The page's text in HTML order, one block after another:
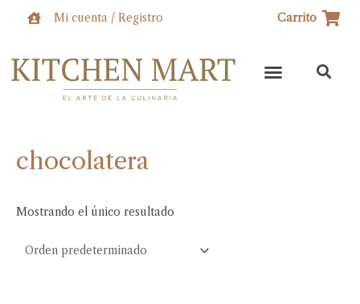
Mi cuenta / Registro Carrito
chocolatera
Mostrando el único resultado